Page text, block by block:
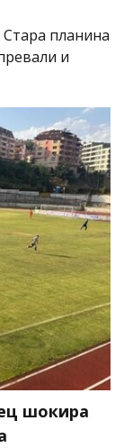
планина
и
шокира